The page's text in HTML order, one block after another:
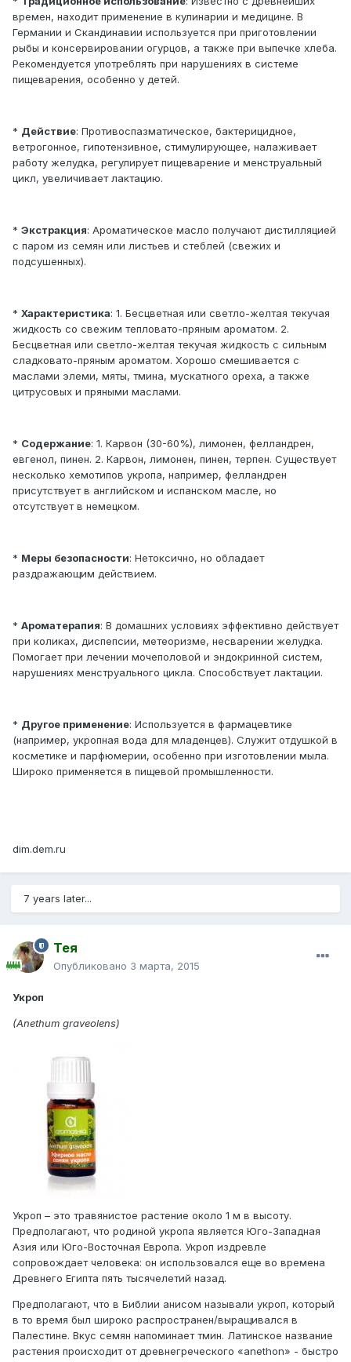
времен, находит применение в кулинарии и медицине. В
Германии и Скандинавии используется при приготовлении
рыбы и консервировании огурцов, а также при выпечке хлеба.
Рекомендуется употреблять при нарушениях в системе
пищеварения, особенно у детей.
* Действие: Противоспазматическое, бактерицидное,
ветрогонное, гипотензивное, стимулирующее, налаживает
работу желудка, регулирует пищеварение и менструальный
цикл, увеличивает лактацию.
* Экстракция: Ароматическое масло получают дистилляцией
с паром из семян или листьев и стеблей (свежих и
подсушенных).
* Характеристика: 1. Бесцветная или светло-желтая текучая
жидкость со свежим тепловато-пряным ароматом. 2.
Бесцветная или светло-желтая текучая жидкость с сильным
сладковато-пряным ароматом. Хорошо смешивается с
маслами элеми, мяты, тмина, мускатного ореха, а также
цитрусовых и пряными маслами.
* Содержание: 1. Карвон (30-60%), лимонен, фелландрен,
евгенол, пинен. 2. Карвон, лимонен, пинен, терпен. Существует
несколько хемотипов укропа, например, фелландрен
присутствует в английском и испанском масле, но
отсутствует в немецком.
* Меры безопасности: Нетоксично, но обладает
раздражающим действием.
* Ароматерапия: В домашних условиях эффективно действует
при коликах, диспепсии, метеоризме, несварении желудка.
Помогает при лечении мочеполовой и эндокринной систем,
нарушениях менструального цикла. Способствует лактации.
* Другое применение: Используется в фармацевтике
(например, укропная вода для младенцев). Служит отдушкой в
косметике и парфюмерии, особенно при изготовлении мыла.
Широко применяется в пищевой промышленности.
dim.dem.ru
7 years later...
Тея
Опубликовано 3 марта, 2015
Укроп
(Anethum graveolens)
Укроп – это травянистое растение около 1 м в высоту.
Предполагают, что родиной укропа является Юго-Западная
Азия или Юго-Восточная Европа. Укроп издревле
сопровождает человека: он использовался еще во времена
Древнего Египта пять тысячелетий назад.
Предполагают, что в Библии анисом называли укроп, который
в то время был широко распространен/выращивался в
Палестине. Вкус семян напоминает тмин. Латинское название
растения происходит от древнегреческого «anethon» - быстро